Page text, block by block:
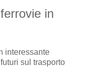
in
interessante
sul trasporto